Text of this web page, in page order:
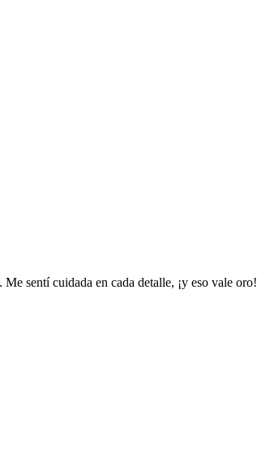
sentí cuidada en cada detalle, ¡y eso vale oro!